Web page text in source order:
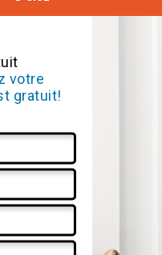
votre
gratuit!